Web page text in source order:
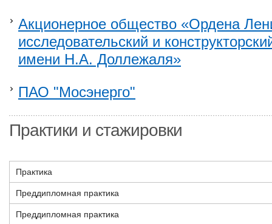
Акционерное общество «Ордена
исследовательский и
имени Н.А. Доллежаля»
ПАО "Мосэнерго"
Практики и стажировки
Практика
Преддипломная практика
Преддипломная практика